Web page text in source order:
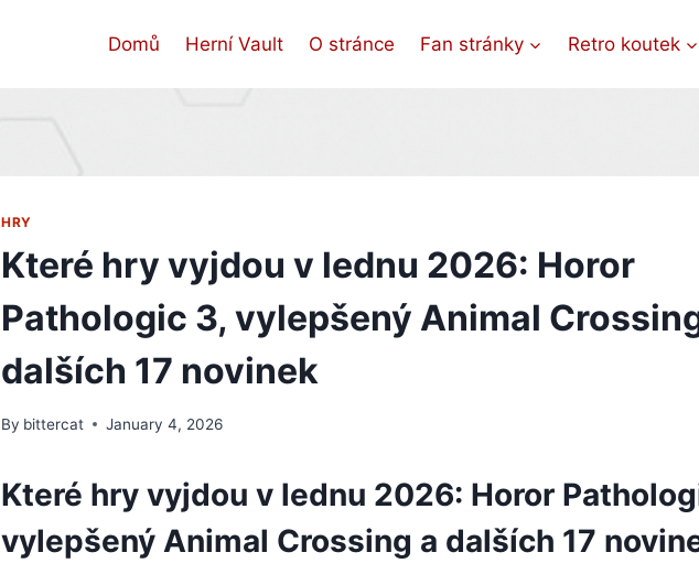
Domů Herní Vault O stránce Fan stránky Retro koutek
HRY
Které hry vyjdou v lednu 2026: Horor
Pathologic 3, vylepšený Animal
dalších 17 novinek
By bittercat January 4, 2026
Které hry vyjdou v lednu 2026: Horor
vylepšený Animal Crossing a dalších 17